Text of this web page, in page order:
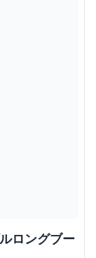
ロングブー